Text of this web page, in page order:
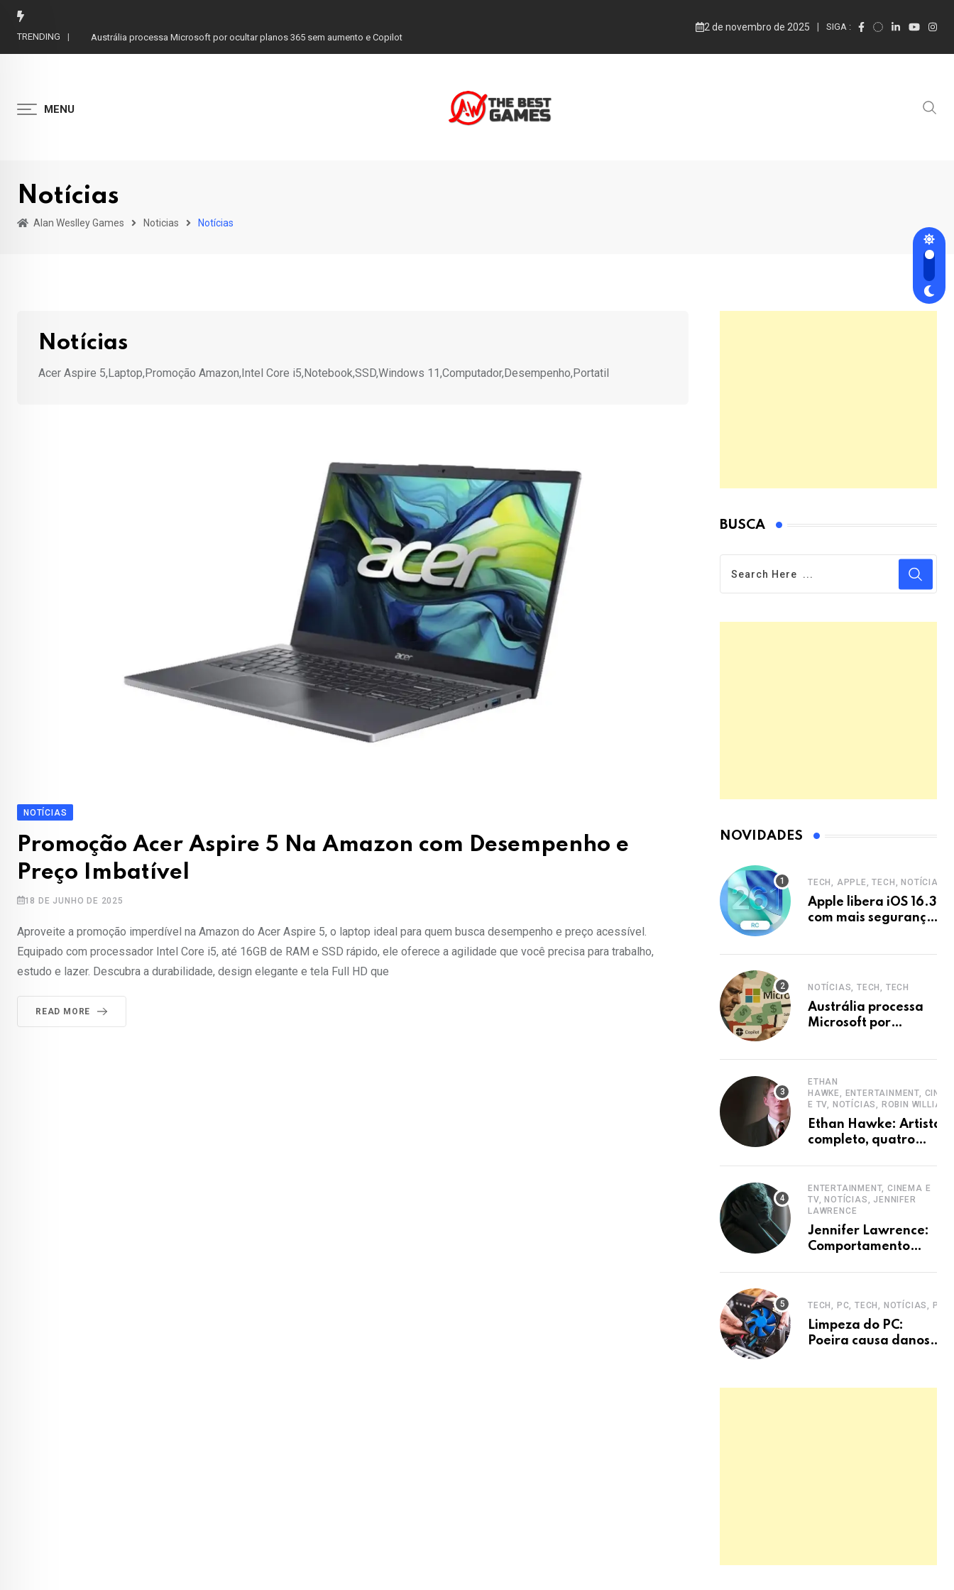
Skip
TRENDING Austrália processa Microsoft por ocultar planos 365 sem aumento e Copilot
2 de novembro de 2025 SIGA :
MENU
Notícias
Alan Weslley Games Noticias Notícias
Notícias
Acer Aspire 5,Laptop,Promoção Amazon,Intel Core i5,Notebook,SSD,Windows 11,Computador,Desempenho,Portatil
NOTÍCIAS
Promoção Acer Aspire 5 Na Amazon com Desempenho e
Preço Imbatível
18 DE JUNHO DE 2025
Aproveite a promoção imperdível na Amazon do Acer Aspire 5, o laptop ideal para quem busca desempenho e preço acessível.
Equipado com processador Intel Core i5, até 16GB de RAM e SSD rápido, ele oferece a agilidade que você precisa para trabalho,
estudo e lazer. Descubra a durabilidade, design elegante e tela Full HD que
READ MORE
BUSCA
NOVIDADES
TECH, APPLE, TECH, NOTÍCIAS
Apple libera iOS 16.3
com mais segurança
NOTÍCIAS, TECH, TECH
Austrália processa
Microsoft por
ETHAN
HAWKE, ENTERTAINMENT,
E TV, NOTÍCIAS, ROBIN
Ethan Hawke: Artista
completo, quatro
ENTERTAINMENT, CINEMA E
TV, NOTÍCIAS, JENNIFER
LAWRENCE
Jennifer Lawrence:
Comportamento
defesa.
TECH, PC, TECH, NOTÍCIAS, PC
Limpeza do PC:
Poeira causa danos